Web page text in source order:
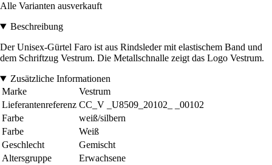
Alle Varianten ausverkauft
Beschreibung
Der Unisex-Gürtel Faro ist aus Rindsleder mit elastischem Band und
dem Schriftzug Vestrum. Die Metallschnalle zeigt das Logo Vestrum.
Zusätzliche Informationen
Marke
Vestrum
Lieferantenreferenz CC_V _U8509_20102_ _00102
Farbe
weiß/silbern
Farbe
Weiß
Geschlecht
Gemischt
Altersgruppe
Erwachsene